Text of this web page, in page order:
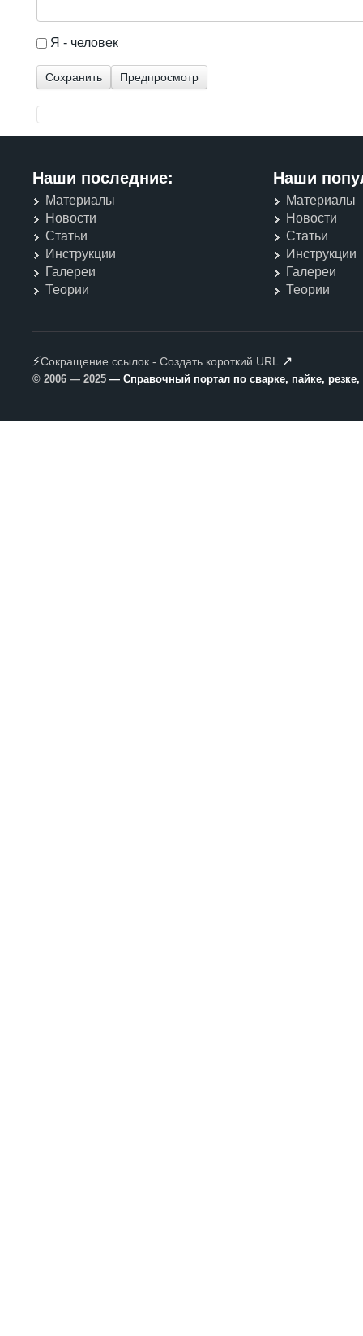
I'm a spammer
Я - человек
Наши последние:
Материалы
Новости
Статьи
Инструкции
Галереи
Теории
Наши
Материалы
Новости
Статьи
Инструкции
Галереи
Теории
⚡Сокращение ссылок - Создать короткий URL ↗
© 2006 — 2025 — Справочный портал по сварке, пайке,